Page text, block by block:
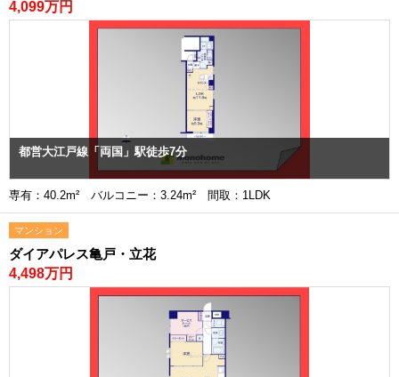
4,099万円
都営大江戸線「両国」駅徒歩7分
専有：40.2m² バルコニー：3.24m² 間取：1LDK
マンション
ダイアパレス亀戸・立花
4,498万円